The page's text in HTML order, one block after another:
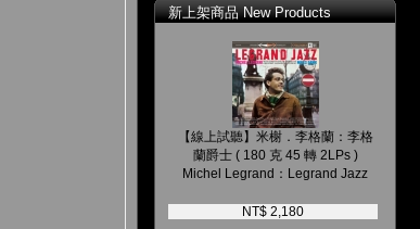
新上架商品 New Products
【線上試聽】米榭．李格蘭：李格
蘭爵士 ( 180 克 45 轉 2LPs )
Michel Legrand：Legrand Jazz
NT$ 2,180